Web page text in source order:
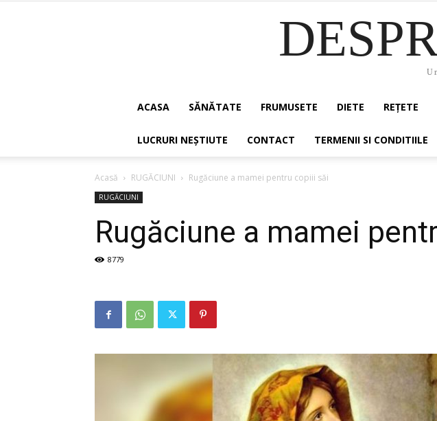
ACASA SĂNĂTATE FRUMUSETE DIETE REȚETE
LUCRURI NEȘTIUTE CONTACT TERMENII SI CONDITIILE
Acasă RUGĂCIUNI Rugăciune a mamei pentru copiii săi
RUGĂCIUNI
Rugăciune a mamei
8779